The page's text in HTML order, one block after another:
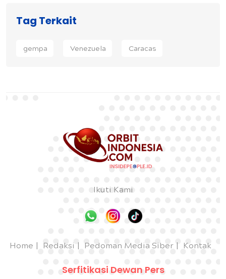
Tag Terkait
gempa Venezuela Caracas
Ikuti Kami
Home Redaksi Pedoman Media Siber Kontak
Serfitikasi Dewan Pers